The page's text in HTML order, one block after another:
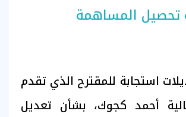
تحصيل المساهمة
استجابة للمقترح الذي تقدم
أحمد كجوك، بشأن تعديل